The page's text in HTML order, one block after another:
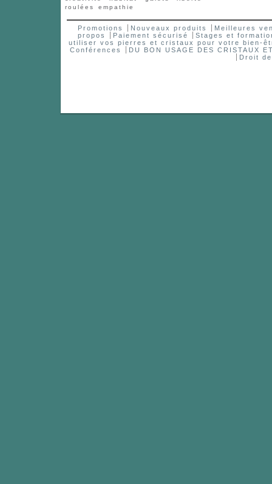
roulées
empathie
Promotions Nouveaux produits
Meilleures
propos
Paiement sécurisé
Stages et
utiliser vos pierres et cristaux pour votre bien-
Conférences
DU BON USAGE DES CRISTAUX
Droit